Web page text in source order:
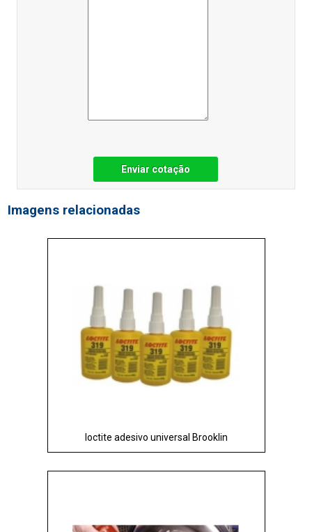
Enviar cotação
Imagens relacionadas
loctite adesivo universal Brooklin